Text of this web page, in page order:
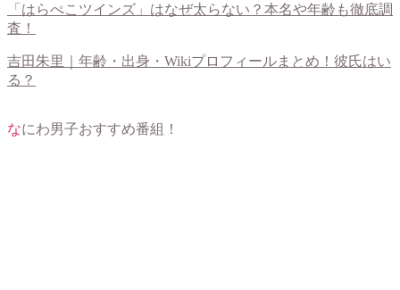
「はらぺこツインズ」はなぜ太らない？本名や年齢も徹底調
査！
吉田朱里｜年齢・出身・Wikiプロフィールまとめ！彼氏はい
る？
なにわ男子おすすめ番組！